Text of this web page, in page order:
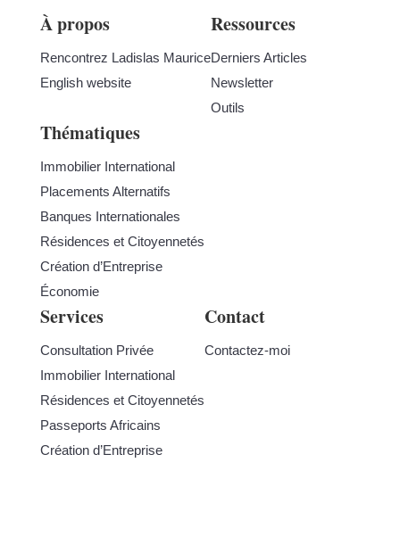
À propos
Rencontrez Ladislas Maurice
English website
Ressources
Derniers Articles
Newsletter
Outils
Thématiques
Immobilier International
Placements Alternatifs
Banques Internationales
Résidences et Citoyennetés
Création d’Entreprise
Économie
Services
Consultation Privée
Immobilier International
Résidences et Citoyennetés
Passeports Africains
Création d’Entreprise
Contact
Contactez-moi